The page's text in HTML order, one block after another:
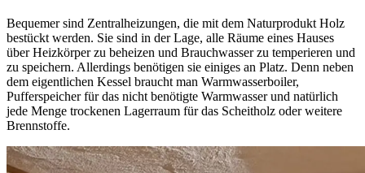
Bequemer sind Zentralheizungen, die mit dem Naturprodukt Holz
bestückt werden. Sie sind in der Lage, alle Räume eines Hauses
über Heizkörper zu beheizen und Brauchwasser zu temperieren und
zu speichern. Allerdings benötigen sie einiges an Platz. Denn neben
dem eigentlichen Kessel braucht man Warmwasserboiler,
Pufferspeicher für das nicht benötigte Warmwasser und natürlich
jede Menge trockenen Lagerraum für das Scheitholz oder weitere
Brennstoffe.